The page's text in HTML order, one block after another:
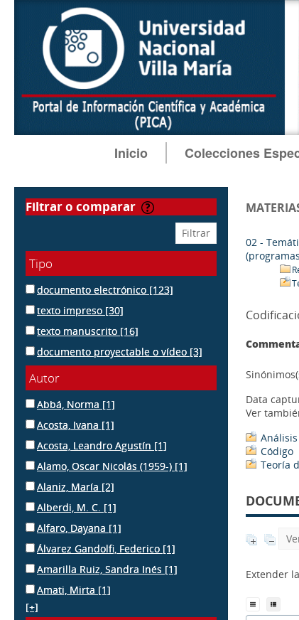
Inicio Colecciones
filtrar o comparar
Tipo
documento electrónico [123]
texto impreso [30]
texto manuscrito [16]
documento proyectable o vídeo [3]
Autor
Abbá, Norma [1]
Acosta, Ivana [1]
Acosta, Leandro Agustín [1]
Alamo, Oscar Nicolás (1959-) [1]
Alaniz, María [2]
Alberdi, M. C. [1]
Alfaro, Dayana [1]
Álvarez Gandolfi, Federico [1]
Amarilla Ruiz, Sandra Inés [1]
Amati, Mirta [1]
[+]
02 -
Data
Ver
Código
Teoría
Extender